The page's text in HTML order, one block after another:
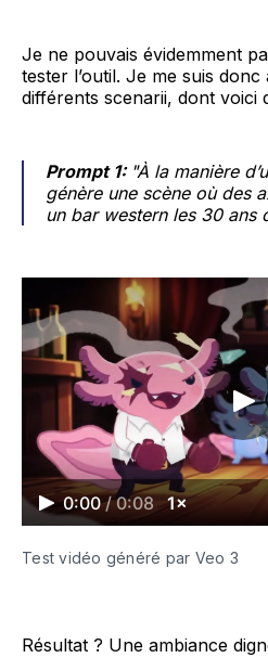
Je ne pouvais évidemment
tester l’outil. Je me suis
différents scenarii, dont voici
Prompt 1: "À la manière
génère une scène où des
un bar western les 30 ans
0:00 / 0:08 1×
Test vidéo généré par Veo 3
Résultat ? Une ambiance